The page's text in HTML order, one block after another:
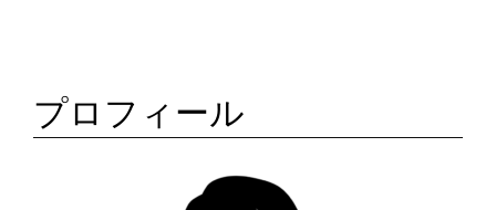
プロフィール